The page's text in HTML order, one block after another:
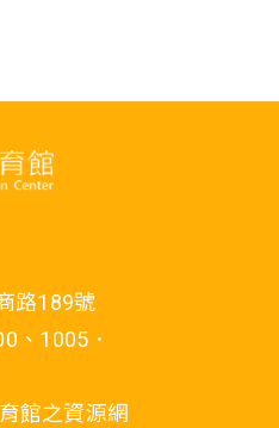
路189號
、1005．
館之資源網